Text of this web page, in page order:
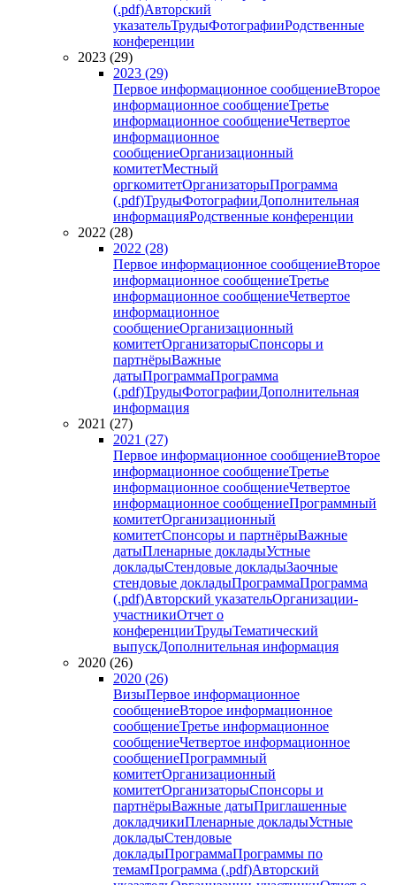
(.pdf)Авторский
указательТрудыФотографииРодственные
конференции
2023 (29)
2023 (29)
Первое информационное сообщениеВторое
информационное сообщениеТретье
информационное сообщениеЧетвертое
информационное
сообщениеОрганизационный
комитетМестный
оргкомитетОрганизаторыПрограмма
(.pdf)ТрудыФотографииДополнительная
информацияРодственные конференции
2022 (28)
2022 (28)
Первое информационное сообщениеВторое
информационное сообщениеТретье
информационное сообщениеЧетвертое
информационное
сообщениеОрганизационный
комитетОрганизаторыСпонсоры и
партнёрыВажные
датыПрограммаПрограмма
(.pdf)ТрудыФотографииДополнительная
информация
2021 (27)
2021 (27)
Первое информационное сообщениеВторое
информационное сообщениеТретье
информационное сообщениеЧетвертое
информационное сообщениеПрограммный
комитетОрганизационный
комитетСпонсоры и партнёрыВажные
датыПленарные докладыУстные
докладыСтендовые докладыЗаочные
стендовые докладыПрограммаПрограмма
(.pdf)Авторский указательОрганизации-
участникиОтчет о
конференцииТрудыТематический
выпускДополнительная информация
2020 (26)
2020 (26)
ВизыПервое информационное
сообщениеВторое информационное
сообщениеТретье информационное
сообщениеЧетвертое информационное
сообщениеПрограммный
комитетОрганизационный
комитетОрганизаторыСпонсоры и
партнёрыВажные датыПриглашенные
докладчикиПленарные докладыУстные
докладыСтендовые
докладыПрограммаПрограммы по
темамПрограмма (.pdf)Авторский